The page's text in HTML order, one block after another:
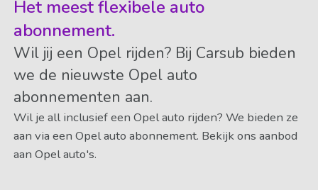
Het meest flexibele auto
abonnement.
Wil jij een Opel rijden? Bij Carsub bieden
we de nieuwste Opel auto
abonnementen aan.
Wil je all inclusief een Opel auto rijden? We bieden ze
aan via een Opel auto abonnement. Bekijk ons aanbod
aan Opel auto's.